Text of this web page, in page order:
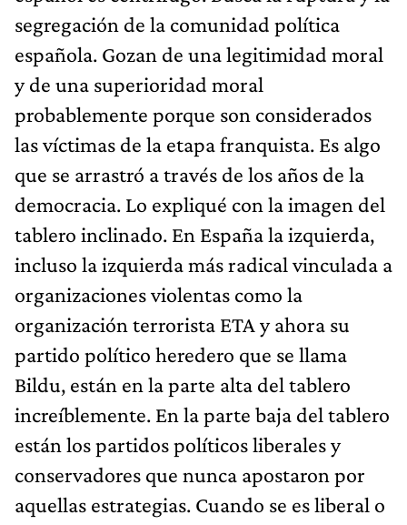
segregación de la comunidad política
española. Gozan de una legitimidad moral
y de una superioridad moral
probablemente porque son considerados
las víctimas de la etapa franquista. Es algo
que se arrastró a través de los años de la
democracia. Lo expliqué con la imagen del
tablero inclinado. En España la izquierda,
incluso la izquierda más radical vinculada a
organizaciones violentas como la
organización terrorista ETA y ahora su
partido político heredero que se llama
Bildu, están en la parte alta del tablero
increíblemente. En la parte baja del tablero
están los partidos políticos liberales y
conservadores que nunca apostaron por
aquellas estrategias. Cuando se es liberal o